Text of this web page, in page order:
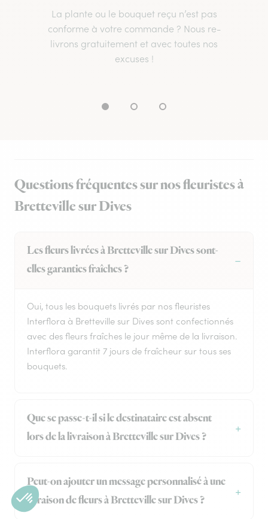
La plante ou le bouquet reçu n’est pas
conforme à votre commande ? Nous re-
livrons gratuitement et avec toutes nos
excuses !
Questions fréquentes sur nos fleuristes à
Bretteville sur Dives
Les fleurs livrées à Bretteville sur Dives sont-
elles garanties fraîches ?
Oui, tous les bouquets livrés par nos fleuristes
Interflora à Bretteville sur Dives sont confectionnés
avec des fleurs fraîches le jour même de la livraison.
Interflora garantit 7 jours de fraîcheur sur tous ses
bouquets.
Que se passe-t-il si le destinataire est absent
lors de la livraison à Bretteville sur Dives ?
Peut-on ajouter un message personnalisé à une
livraison de fleurs à Bretteville sur Dives ?